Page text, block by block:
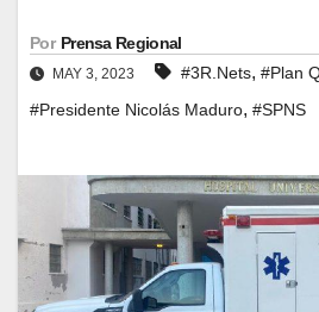
Por Prensa Regional
MAY 3, 2023 #3R.Nets, #Plan
#Presidente Nicolás Maduro, #SPNS